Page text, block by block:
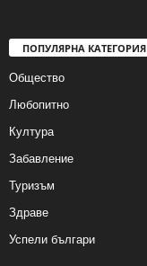
ПОПУЛЯРНА КАТЕГОРИЯ
Общество
Любопитно
Култура
Забавление
Туризъм
Здраве
Успели българи